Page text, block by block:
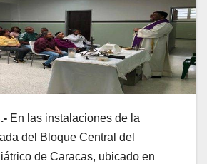
En las instalaciones de la
del Bloque Central del
de Caracas, ubicado en